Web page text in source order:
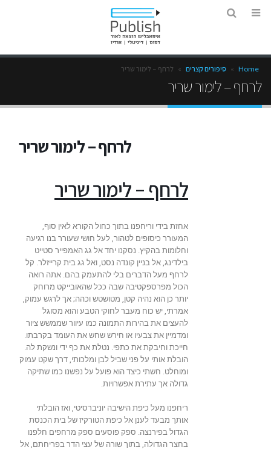
Home
» סיפורים קצרים » לרחף – לימור שריר
לרחף – לימור שריר
לרחף – לימור שריר
לרחף – לימור שריר
אחזת בידי וריחפנו בתוך כחול הקורא לאין סוף,
המעורר כיסופים לטהור, לעל חושי שעורר בנו רגיעה
וחלומות בהקיץ. נסקנו יחד אל גג האמפייר סטייט
בילדינג, אל בניין קונדה נסט, ואל גג בית קרייזלר. קל
לרחף מעל הדברים בלי להתעמק בהם. אתה רואה
הכול מפרספקטיבה שבה ככל שהאובייקט מרוחק
יותר כן הוא נהיה קטן, מטושטש וכהה; אך לרגש עמוק,
אמרתי, יש כוח מעבר לחוקי הטבע והוא מסוגל
להעצים את בהירות התמונה כמו עיוור שממשש ציור
ומדמיין את צבעיו או חירש שחש את העומד בקרבתו.
חייכת וחיבקת את כתפי. נטלת את כף ידי ונשקת לה.
הובלת אותי על פני שביל לבן ומלכותי, דרך שקט עמוק
ומוחלט. חשתי כיצד הוא פועל על נפשנו כמו שתיקה
גדולה אך עתירת אפשרויות.
ריחפנו מעל כיפת הישיבה יוניברסיטי, ואז הובלתי
אותך מבעד לענן אל כיפת הטורקיז של בית הכנסת
הגדול בפירנצה. ספק פוסעים ספק מרחפים חלפנו
בחצר הגדולה, בתוך שורה של עצי הדר בפריחתם, אל